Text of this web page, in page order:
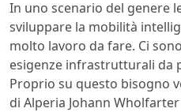
In uno scenario del genere
sviluppare la mobilità
molto lavoro da fare. Ci
esigenze infrastrutturali da
Proprio su questo bisogno
di Alperia Johann